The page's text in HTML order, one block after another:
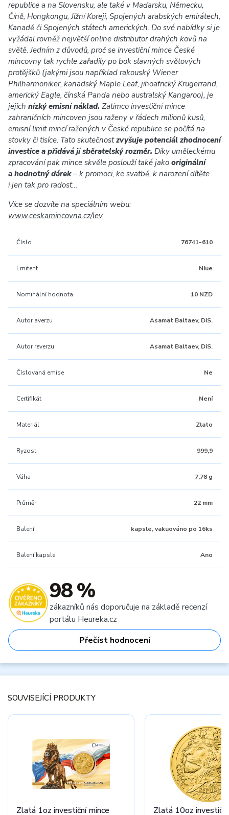
republice a na Slovensku, ale také v Maďarsku, Německu,
Číně, Hongkongu, Jižní Koreji, Spojených arabských emirátech,
Kanadě či Spojených státech amerických. Do své nabídky si je
vyžádal rovněž největší online distributor drahých kovů na
světě. Jedním z důvodů, proč se investiční mince České
mincovny tak rychle zařadily po bok slavných světových
protějšků (jakými jsou například rakouský Wiener
Philharmoniker, kanadský Maple Leaf, jihoafrický Krugerrand,
americký Eagle, čínská Panda nebo australský Kangaroo), je
jejich nízký emisní náklad. Zatímco investiční mince
zahraničních mincoven jsou raženy v řádech milionů kusů,
emisní limit mincí ražených v České republice se počítá na
stovky či tisíce. Tato skutečnostzvyšuje potenciál zhodnocení
investice a přidává jí sběratelský rozměr. Díky uměleckému
zpracování pak mince skvěle poslouží také jako originální
a hodnotný dárek– k promoci, ke svatbě, k narození dítěte
i jen tak pro radost…
Více se dozvíte na speciálním webu:
www.ceskamincovna.cz/lev
Číslo 76741-610
Emitent Niue
Nominální hodnota 10 NZD
Autor averzu Asamat Baltaev, DiS.
Autor reverzu Asamat Baltaev, DiS.
Číslovaná emise Ne
Certifikát Není
Materiál Zlato
Ryzost 999,9
Váha 7,78 g
Průměr 22 mm
Balení kapsle, vakuováno po 16ks
Balení kapsle Ano
98 %
zákazníků nás doporučuje na základě recenzí
portálu Heureka.cz
Přečíst hodnocení
SOUVISEJÍCÍ PRODUKTY
Zlatá 1oz investiční mince
Zlatá 10oz